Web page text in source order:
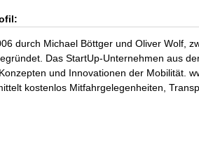
durch Michael Böttger und Oliver Wolf,
Das StartUp-Unternehmen aus
und Innovationen der Mobilität.
kostenlos Mitfahrgelegenheiten,